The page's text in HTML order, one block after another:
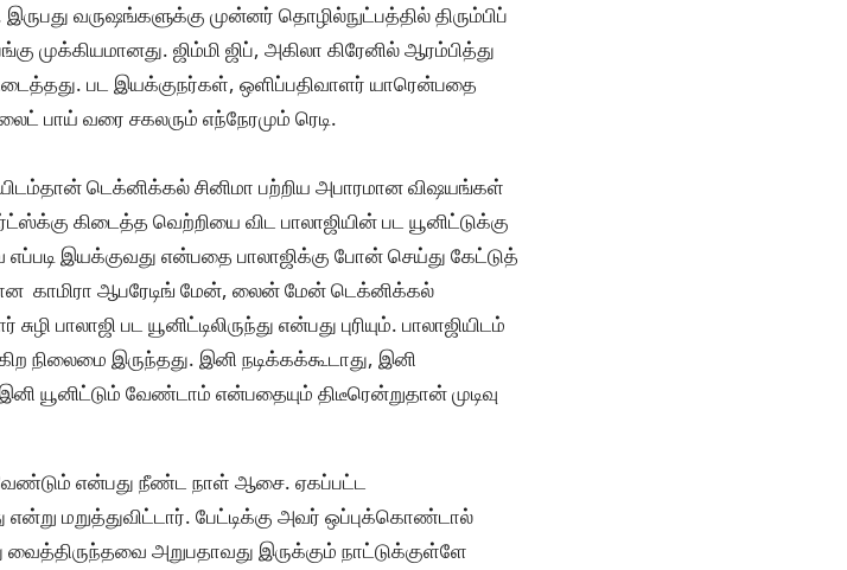
இருபது வருஷங்களுக்கு முன்னர் தொழில்நுட்பத்தில் திரும்பிப்
முக்கியமானது. ஜிம்மி ஜிப், அகிலா கிரேனில் ஆரம்பித்து
பட இயக்குநர்கள், ஒளிப்பதிவாளர் யாரென்பதை
பாய் வரை சகலரும் எந்நேரமும் ரெடி.
டெக்னிக்கல் சினிமா பற்றிய அபாரமான விஷயங்கள்
கிடைத்த வெற்றியை விட பாலாஜியின் பட யூனிட்டுக்கு
இயக்குவது என்பதை பாலாஜிக்கு போன் செய்து கேட்டுத்
காமிரா ஆபரேடிங் மேன், லைன் மேன் டெக்னிக்கல்
பட யூனிட்டிலிருந்து என்பது புரியும். பாலாஜியிடம்
நிலைமை இருந்தது. இனி நடிக்கக்கூடாது, இனி
யூனிட்டும் வேண்டாம் என்பதையும் திடீரென்றுதான் முடிவு
வேண்டும் என்பது நீண்ட நாள் ஆசை. ஏகப்பட்ட
மறுத்துவிட்டார். பேட்டிக்கு அவர் ஒப்புக்கொண்டால்
அறுபதாவது இருக்கும் நாட்டுக்குள்ளே